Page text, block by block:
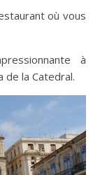
où vous
à
de la Catedral.